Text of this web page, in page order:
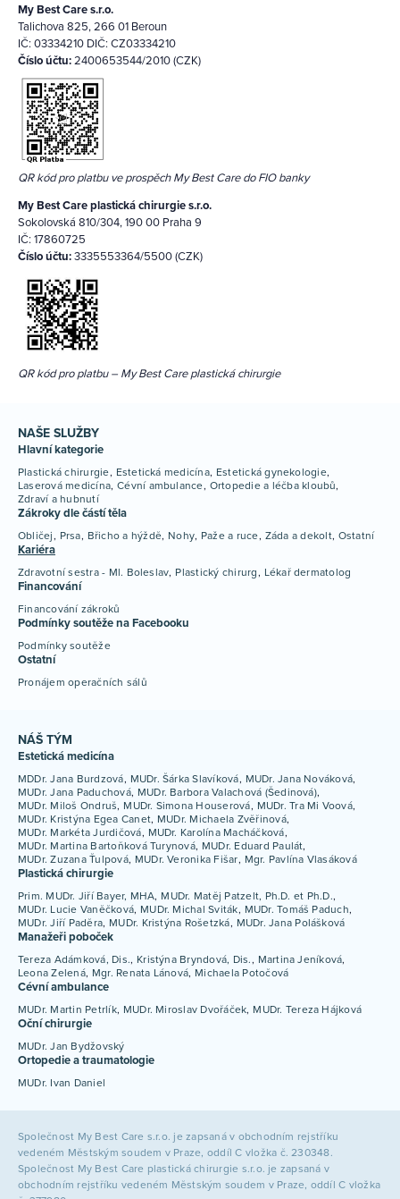
My Best Care s.r.o.
Talichova 825, 266 01 Beroun
IČ: 03334210 DIČ: CZ03334210
Číslo účtu:2400653544/2010 (CZK)
QR kód pro platbu ve prospěch My Best Care do FIO banky
My Best Care plastická chirurgie s.r.o.
Sokolovská 810/304, 190 00 Praha 9
IČ: 17860725
Číslo účtu:3335553364/5500 (CZK)
QR kód pro platbu – My Best Care plastická chirurgie
NAŠE SLUŽBY
Hlavní kategorie
Plastická chirurgie Estetická medicína Estetická gynekologie
Laserová medicína Cévní ambulance Ortopedie a léčba kloubů
Zdraví a hubnutí
Zákroky dle částí těla
Obličej Prsa Břicho a hýždě Nohy Paže a ruce Záda a dekolt Ostatní
Kariéra
Zdravotní sestra - Ml. Boleslav Plastický chirurg Lékař dermatolog
Financování
Financování zákroků
Podmínky soutěže na Facebooku
Podmínky soutěže
Ostatní
Pronájem operačních sálů
NÁŠ TÝM
Estetická medicína
MDDr. Jana Burdzová MUDr. Šárka Slavíková MUDr. Jana Nováková
MUDr. Jana Paduchová MUDr. Barbora Valachová (Šedinová)
MUDr. Miloš Ondruš MUDr. Simona Houserová MUDr. Tra Mi Voová
MUDr. Kristýna Egea Canet MUDr. Michaela Zvěřinová
MUDr. Markéta Jurdičová MUDr. Karolína Macháčková
MUDr. Martina Bartoňková Turynová MUDr. Eduard Paulát
MUDr. Zuzana Ťulpová MUDr. Veronika Fišar Mgr. Pavlína Vlasáková
Plastická chirurgie
Prim. MUDr. Jiří Bayer, MHA MUDr. Matěj Patzelt, Ph.D. et Ph.D.
MUDr. Lucie Vaněčková MUDr. Michal Sviták MUDr. Tomáš Paduch
MUDr. Jiří Paděra MUDr. Kristýna Rošetzká MUDr. Jana Polášková
Manažeři poboček
Tereza Adámková, Dis. Kristýna Bryndová, Dis. Martina Jeníková
Leona Zelená Mgr. Renata Lánová Michaela Potočová
Cévní ambulance
MUDr. Martin Petrlík MUDr. Miroslav Dvořáček MUDr. Tereza Hájková
Oční chirurgie
MUDr. Jan Bydžovský
Ortopedie a traumatologie
MUDr. Ivan Daniel
Společnost My Best Care s.r.o. je zapsaná v obchodním rejstříku
vedeném Městským soudem v Praze, oddíl C vložka č. 230348.
Společnost My Best Care plastická chirurgie s.r.o. je zapsaná v
obchodním rejstříku vedeném Městským soudem v Praze, oddíl C vložka